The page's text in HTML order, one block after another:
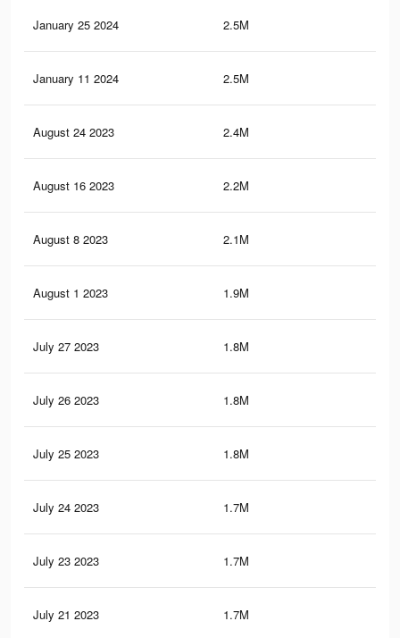
January 25 2024 2.5M
January 11 2024 2.5M
August 24 2023 2.4M
August 16 2023 2.2M
August 8 2023 2.1M
August 1 2023 1.9M
July 27 2023 1.8M
July 26 2023 1.8M
July 25 2023 1.8M
July 24 2023 1.7M
July 23 2023 1.7M
July 21 2023 1.7M